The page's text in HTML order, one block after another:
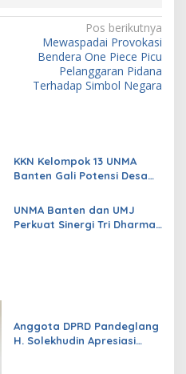
Pos berikutnya
Mewaspadai Provokasi
Bendera One Piece Picu
Pelanggaran Pidana
Terhadap Simbol Negara
KKN Kelompok 13 UNMA
Banten Gali Potensi Desa
UNMA Banten dan UMJ
Perkuat Sinergi Tri Dharma
Anggota DPRD Pandeglang
H. Solekhudin Apresiasi